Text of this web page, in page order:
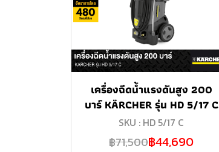
เครื่องฉีดน้ำแรงดันสูง 200
บาร์ KÄRCHER รุ่น HD 5/17 C
SKU : HD 5/17 C
฿71,500฿44,690